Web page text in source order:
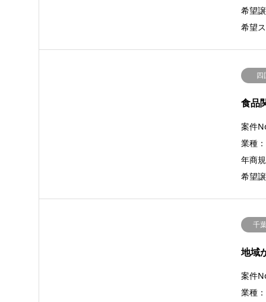
希望
希望
四
食品
案件
業種
年商
希望
千
地域
案件
業種